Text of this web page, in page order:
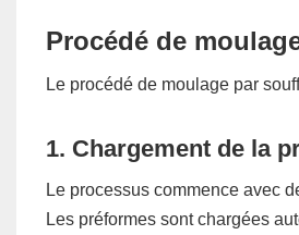
Procédé de
Le procédé de moulage par
1. Chargement de la
Le processus commence avec
Les préformes sont chargées